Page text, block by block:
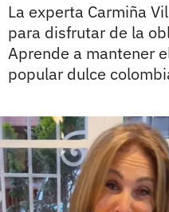
La experta Carmiña
para disfrutar de la
Aprende a mantener
popular dulce